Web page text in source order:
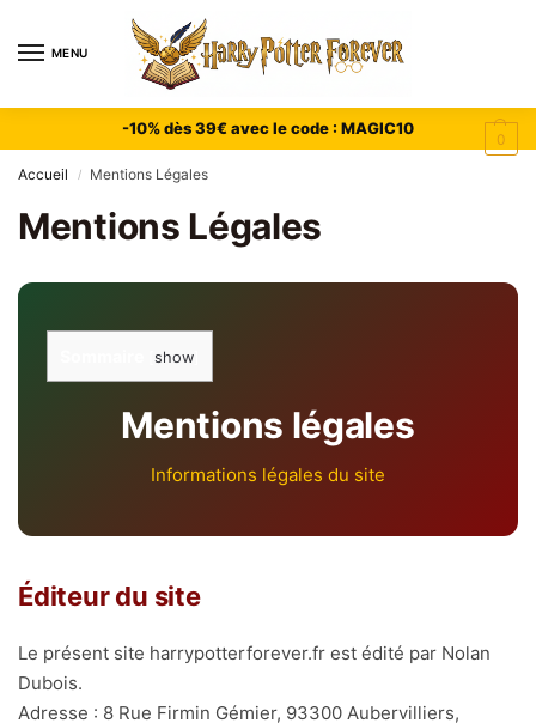
MENU
0
-10% dès 39€ avec le code : MAGIC10
Accueil / Mentions Légales
Mentions Légales
show
Mentions légales
Informations légales du site
Éditeur du site
Le présent site harrypotterforever.fr est édité par Nolan
Dubois.
Adresse : 8 Rue Firmin Gémier, 93300 Aubervilliers,